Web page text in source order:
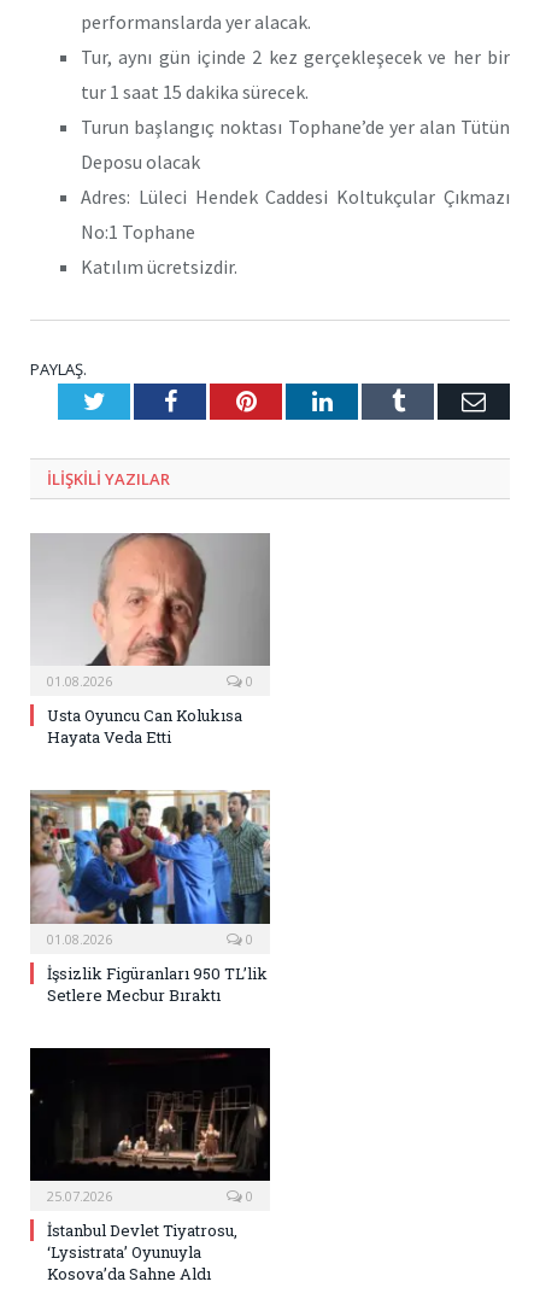
performanslarda yer alacak.
Tur, aynı gün içinde 2 kez gerçekleşecek ve her bir
tur 1 saat 15 dakika sürecek.
Turun başlangıç noktası Tophane’de yer alan Tütün
Deposu olacak
Adres: Lüleci Hendek Caddesi Koltukçular Çıkmazı
No:1 Tophane
Katılım ücretsizdir.
PAYLAŞ.
TwitterFacebookPinterestLinkedInTumblr E-
ILIŞKILI YAZILAR
01.08.2026 0
Usta Oyuncu Can Kolukısa
Hayata Veda Etti
01.08.2026 0
İşsizlik Figüranları 950 TL’lik
Setlere Mecbur Bıraktı
25.07.2026 0
İstanbul Devlet Tiyatrosu,
‘Lysistrata’ Oyunuyla
Kosova’da Sahne Aldı